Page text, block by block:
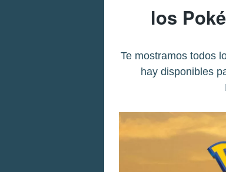
los
Te mostramos todos
hay disponibles